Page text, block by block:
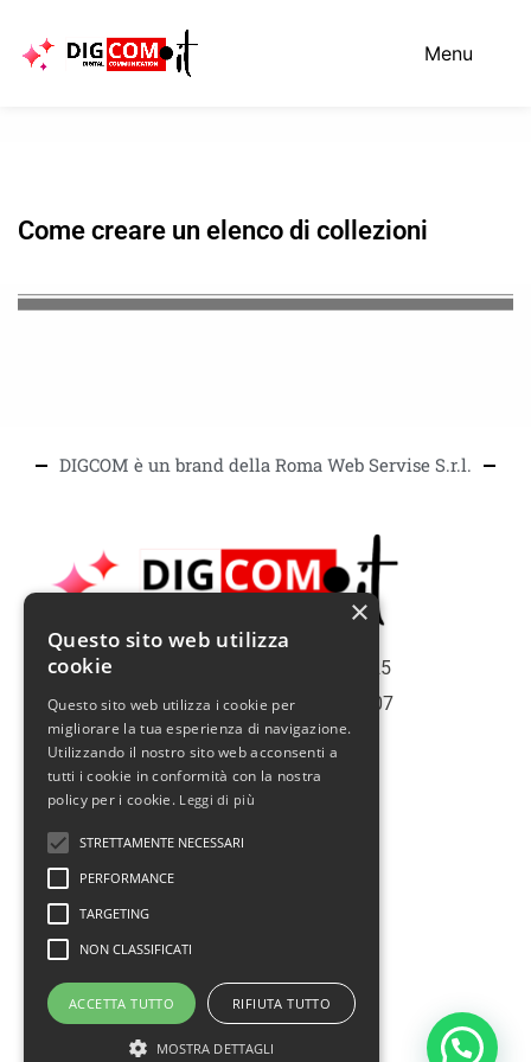
contenuto
Menu
Come creare un elenco di collezioni
DIGCOM è un brand della Roma Web Servise S.r.l.
Copiright | Roma Web Service S.r.l. - 2025
Roma | Italy | Partita Iva N° 16075561007
Info@romawebservice.com
Telefono: 06 455 485 73
Cookie Policy
Termini e condizioni d'uso
Politica sui rimborsi
Prendi un appuntamento
T Y
×
Questo sito web utilizza
cookie
Questo sito web utilizza i cookie per
migliorare la tua esperienza di navigazione.
Utilizzando il nostro sito web acconsenti a
tutti i cookie in conformità con la nostra
policy per i cookie. Leggi di più
STRETTAMENTE NECESSARI
PERFORMANCE
TARGETING
NON CLASSIFICATI
ACCETTA TUTTO RIFIUTA TUTTO
MOSTRA DETTAGLI